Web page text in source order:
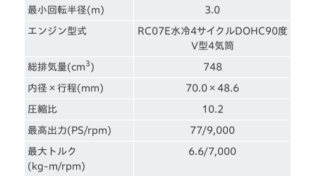
最小回転半径(m) 3.0
エンジン型式
RC07E水冷4サイクルDOHC90度
V型4気筒
総排気量(cm 3 ) 748
内径×行程(mm) 70.0×48.6
圧縮比 10.2
最高出力(PS/rpm) 77/9,000
最大トルク
(kg-m/rpm)
6.6/7,000